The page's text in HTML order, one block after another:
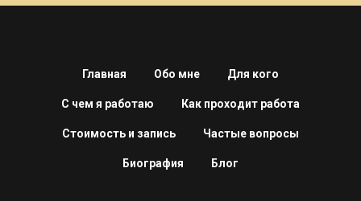
Главная Обо мне Для кого
С чем я работаю Как проходит работа
Стоимость и запись Частые вопросы
Биография Блог